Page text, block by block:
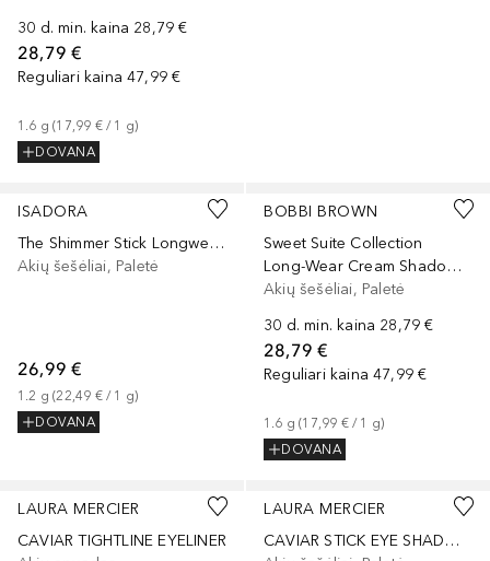
30 d. min. kaina 28,79 €
28,79 €
Reguliari kaina 47,99 €
1.6 g (17,99 € / 1 g)
DOVANA
ISADORA
The Shimmer Stick Longwear & Water-Resistant Eyeshadow
Akių šešėliai, Paletė
26,99 €
1.2 g (22,49 € / 1 g)
DOVANA
+2
BOBBI BROWN
Sweet Suite Collection
Long-Wear Cream Shadow Stick
Akių šešėliai, Paletė
30 d. min. kaina 28,79 €
28,79 €
Reguliari kaina 47,99 €
1.6 g (17,99 € / 1 g)
DOVANA
LAURA MERCIER
CAVIAR TIGHTLINE EYELINER
LAURA MERCIER
CAVIAR STICK EYE SHADOW MATTE
+5